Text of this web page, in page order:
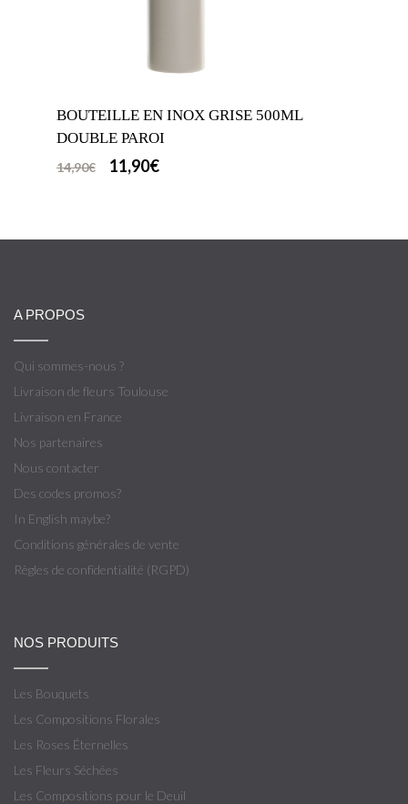
CADRE PHOTO EN BOIS
8,90€
A PROPOS
Qui sommes-nous ?
Livraison de fleurs Toulouse
Livraison en France
Nos partenaires
Nous contacter
Des codes promos?
In English maybe?
Conditions générales de vente
Règles de confidentialité (RGPD)
NOS PRODUITS
Les Bouquets
Les Compositions Florales
Les Roses Éternelles
Les Fleurs Séchées
Les Compositions pour le Deuil